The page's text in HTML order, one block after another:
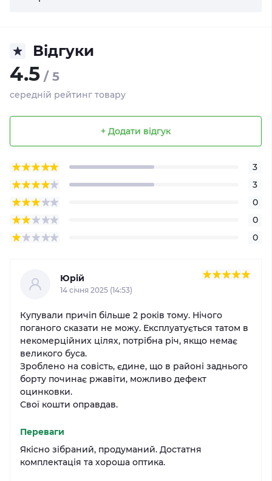
Відгуки
4.5 / 5
середній рейтинг товару
+ Додати відгук
3
3
0
0
0
Юрій
14 cічня 2025 (14:53)
Купували причіп більше 2 років тому. Нічого
поганого сказати не можу. Експлуатується татом в
некомерційних цілях, потрібна річ, якщо немає
великого буса.
Зроблено на совість, єдине, що в районі заднього
борту починає ржавіти, можливо дефект
оцинковки.
Свої кошти оправдав.
Переваги
Якісно зібраний, продуманий. Достатня
комплектація та хороша оптика.